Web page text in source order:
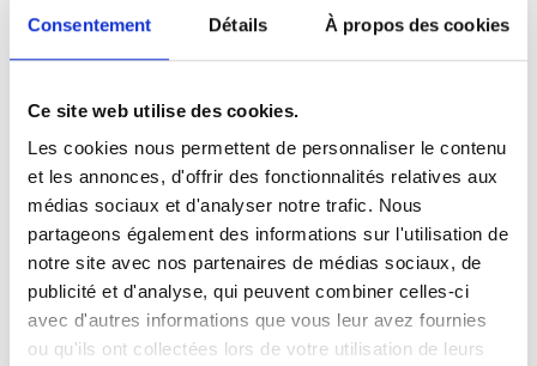
Consentement Détails À propos des cookies
Ce site web utilise des cookies.
Les cookies nous permettent de personnaliser le contenu
et les annonces, d'offrir des fonctionnalités relatives aux
médias sociaux et d'analyser notre trafic. Nous
partageons également des informations sur l'utilisation de
notre site avec nos partenaires de médias sociaux, de
publicité et d'analyse, qui peuvent combiner celles-ci
avec d'autres informations que vous leur avez fournies
ou qu'ils ont collectées lors de votre utilisation de leurs
Faits en bref Instructions d’utilisation
Universel - « une taille pour tous »
Conçu pour une utilisation personnelle et